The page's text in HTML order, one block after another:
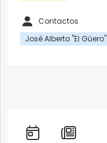
Contactos
José Alberto "El